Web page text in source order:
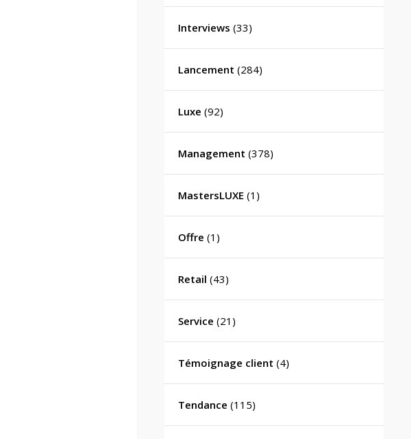
Interviews (33)
Lancement (284)
Luxe (92)
Management (378)
MastersLUXE (1)
Offre (1)
Retail (43)
Service (21)
Témoignage client (4)
Tendance (115)